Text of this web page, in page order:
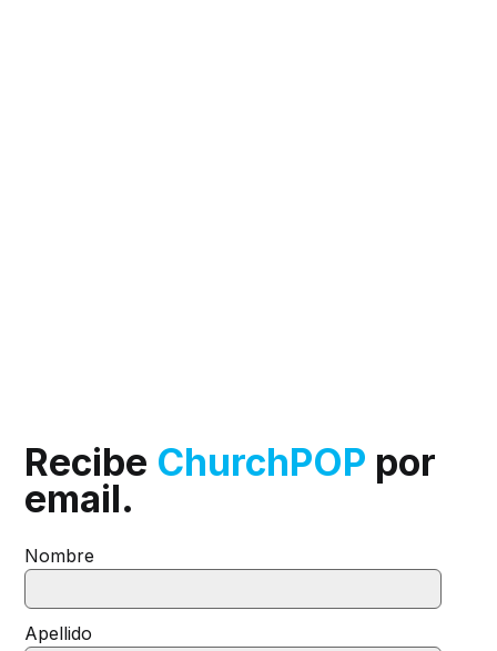
Recibe ChurchPOP por
email.
Nombre
Apellido